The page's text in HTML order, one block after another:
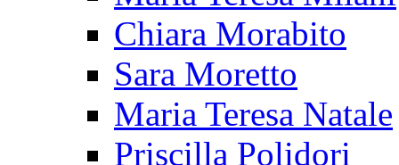
Chiara Morabito
Sara Moretto
Maria Teresa Natale
Priscilla Polidori